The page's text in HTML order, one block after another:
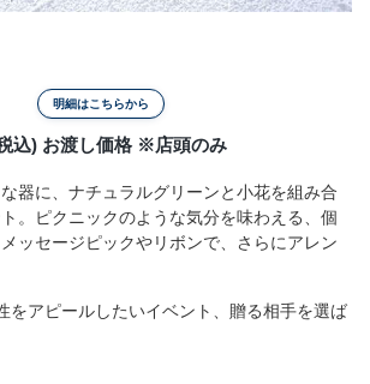
明細はこちらから
込) お渡し価格 ※店頭のみ
器に、ナチュラルグリーンと小花を組み合
。ピクニックのような気分を味わえる、個
ッセージピックやリボンで、さらにアレン
をアピールしたいイベント、贈る相手を選ば